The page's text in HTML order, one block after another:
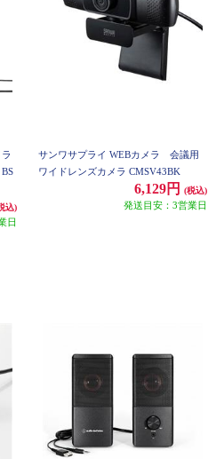
込)
日
サンワサプライ WEBカメラ 会議用
ワイドレンズカメラ CMSV43BK
6,129円 (税込)
発送目安：3営業日